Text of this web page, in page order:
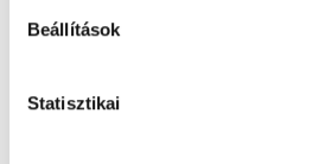
Beállítások
Statisztikai